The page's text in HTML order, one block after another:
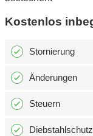
Kostenlos
Stornierung
Änderungen
Steuern
Diebstahlschutz